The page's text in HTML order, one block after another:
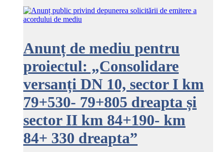
Anunț de mediu pentru
proiectul: „Consolidare
versanți DN 10, sector I km
79+530- 79+805 dreapta și
sector II km 84+190- km
84+ 330 dreapta”